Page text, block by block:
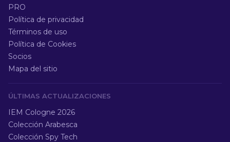
PRO
Política de privacidad
Términos de uso
Política de Cookies
Socios
Mapa del sitio
ÚLTIMAS ACTUALIZACIONES
IEM Cologne 2026
Colección Arabesca
Colección Spy Tech